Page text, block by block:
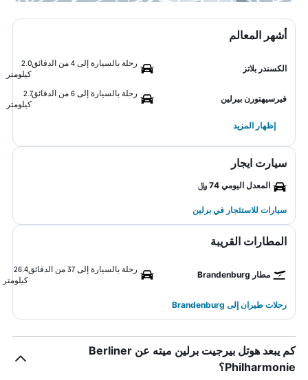
أشهر المعالم
الكسندر بلاتز
رحلة بالسيارة إلى 4 من الدقائق
2.0
كيلومتر
فيرسيهتورن بيرلين
رحلة بالسيارة إلى 6 من الدقائق
2.7
كيلومتر
إظهار المزيد
سيارت ايجار
المعدل اليومي 74 ﷼
سيارات للاستئجار في برلين
المطارات القريبة
مطار Brandenburg
رحلة بالسيارة إلى 37 من الدقائق
26.4
كيلومتر
رحلات طيران إلى Brandenburg
كم يبعد هوتل بيرجيت برلين ميته عن Berliner
Philharmonie؟